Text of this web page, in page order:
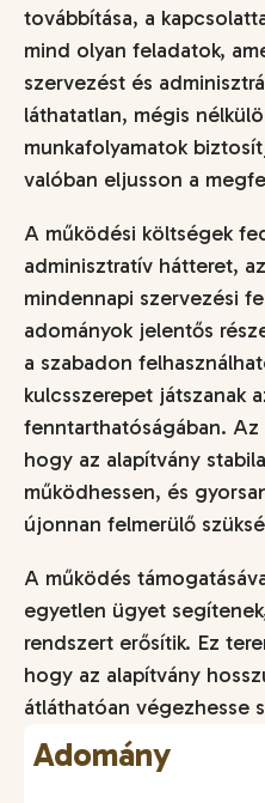
továbbítása, a
mind olyan feladatok,
szervezést és
láthatatlan, mégis
munkafolyamatok
valóban eljusson a
A működési költségek
adminisztratív hátteret,
mindennapi szervezési
adományok jelentős
a szabadon
kulcsszerepet játszanak
fenntarthatóságában.
hogy az alapítvány
működhessen, és
újonnan felmerülő
A működés
egyetlen ügyet
rendszert erősítik. Ez
hogy az alapítvány
átláthatóan végezhesse
Adomány